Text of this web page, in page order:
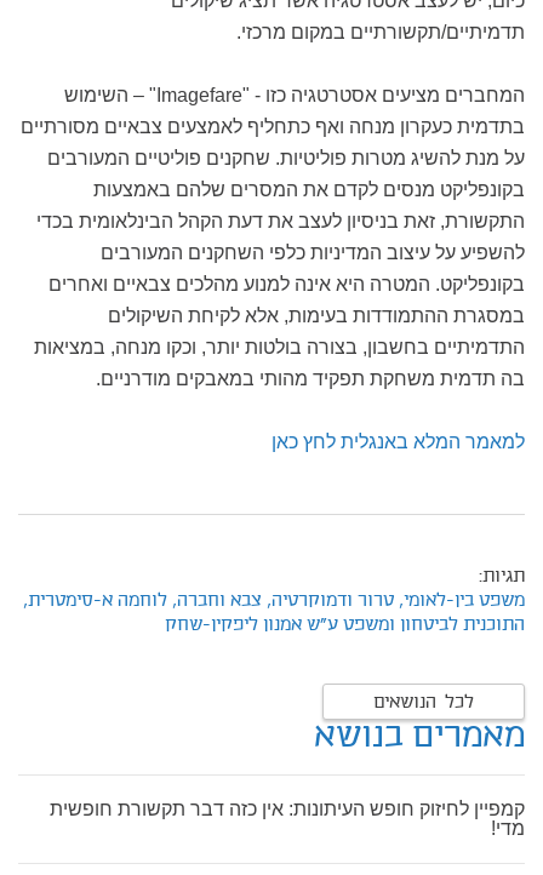
תדמיתיים/תקשורתיים במקום מרכזי.
המחברים מציעים אסטרטגיה כזו - "Imagefare" – השימוש
בתדמית כעקרון מנחה ואף כתחליף לאמצעים צבאיים מסורתיים
על מנת להשיג מטרות פוליטיות. שחקנים פוליטיים המעורבים
בקונפליקט מנסים לקדם את המסרים שלהם באמצעות
התקשורת, זאת בניסיון לעצב את דעת הקהל הבינלאומית בכדי
להשפיע על עיצוב המדיניות כלפי השחקנים המעורבים
בקונפליקט. המטרה היא אינה למנוע מהלכים צבאיים ואחרים
במסגרת ההתמודדות בעימות, אלא לקיחת השיקולים
התדמיתיים בחשבון, בצורה בולטות יותר, וכקו מנחה, במציאות
בה תדמית משחקת תפקיד מהותי במאבקים מודרניים.
למאמר המלא באנגלית לחץ כאן
תגיות:
משפט בין-לאומי, טרור ודמוקרטיה, צבא וחברה, לוחמה א-סימטרית,
התוכנית לביטחון ומשפט ע"ש אמנון ליפקין-שחק
לכל הנושאים
מאמרים בנושא
קמפיין לחיזוק חופש העיתונות: אין כזה דבר תקשורת חופשית
מדי!